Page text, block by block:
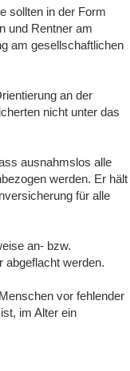
sollten in der Form
und Rentner am
am gesellschaftlichen
an der
nicht unter das
ausnahmslos alle
werden. Er hält
für alle
an- bzw.
abgeflacht werden.
vor fehlender
im Alter ein